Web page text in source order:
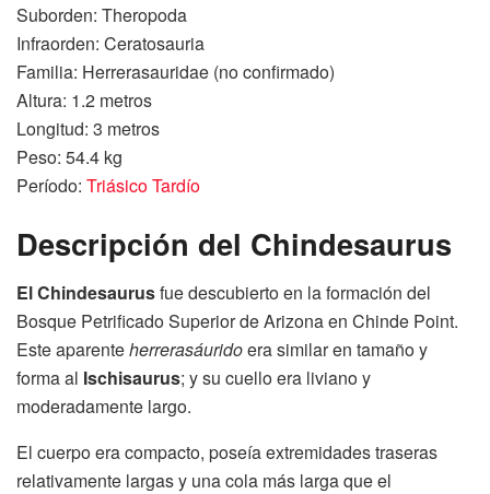
Suborden: Theropoda
Infraorden: Ceratosauria
Familia: Herrerasauridae (no confirmado)
Altura: 1.2 metros
Longitud: 3 metros
Peso: 54.4 kg
Período: Triásico Tardío
Descripción del Chindesaurus
El Chindesaurusfue descubierto en la formación del
Bosque Petrificado Superior de Arizona en Chinde Point.
Este aparenteherrerasáuridoera similar en tamaño y
forma al Ischisaurus; y su cuello era liviano y
moderadamente largo.
El cuerpo era compacto, poseía extremidades traseras
relativamente largas y una cola más larga que el